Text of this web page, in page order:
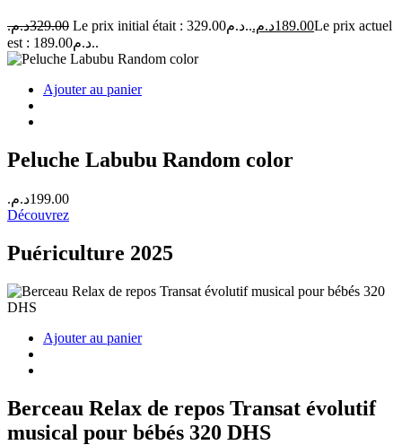
329.00د.م. Le prix initial était : 329.00د.م.. 189.00د.م.
Le prix actuel
est : 189.00د.م..
Ajouter au panier
Peluche Labubu Random color
199.00د.م.
Découvrez
Puériculture 2025
Ajouter au panier
Berceau Relax de repos Transat évolutif
musical pour bébés 320 DHS